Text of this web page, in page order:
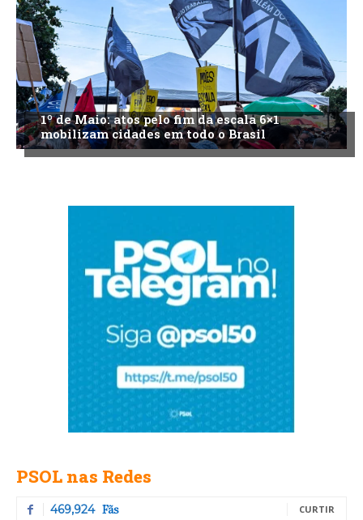
1º de Maio: atos pelo fim da escala 6×1
mobilizam cidades em todo o Brasil
PSOL nas Redes
469,924 Fãs CURTIR